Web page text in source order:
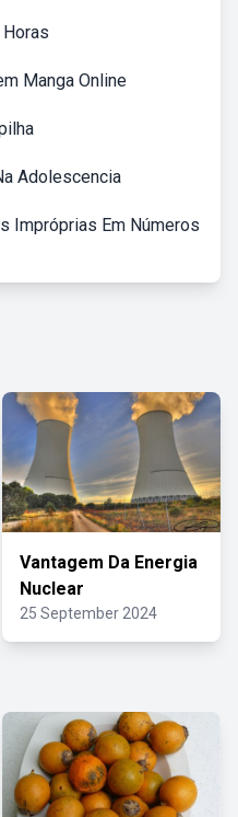
Manga Online
Adolescencia
Impróprias Em Números
Vantagem Da Energia
Nuclear
25 September 2024